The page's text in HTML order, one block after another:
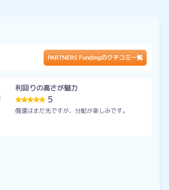
PARTNERS Fundingのクチコミ一覧
利回りの高さが魅力
5
償還はまだ先ですが、分配が楽しみです。